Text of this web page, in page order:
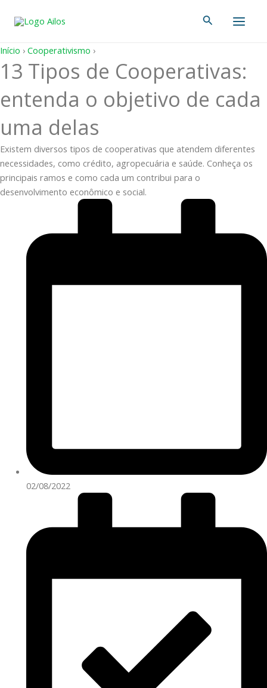
para
conteúdo
Pesquisar
Início › Cooperativismo ›
13 Tipos de Cooperativas:
entenda o objetivo de cada
uma delas
Existem diversos tipos de cooperativas que atendem diferentes
necessidades, como crédito, agropecuária e saúde. Conheça os
principais ramos e como cada um contribui para o
desenvolvimento econômico e social.
02/08/2022